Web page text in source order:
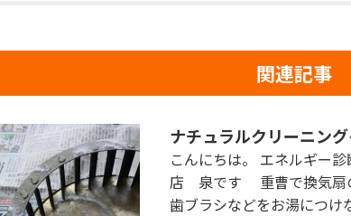
関連記事
ナチュラルクリーニン
こんにちは。 エネルギー
店 泉です 重曹で換気扇
歯ブラシなどをお湯につ